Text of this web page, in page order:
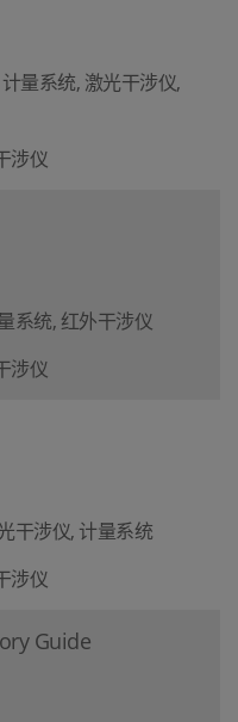
量系统, 激光干涉仪,
涉仪
系统, 红外干涉仪
涉仪
干涉仪, 计量系统
涉仪
Guide